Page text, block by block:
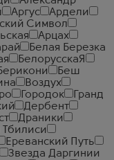
Аргус
Ардели
Символ
Арцах
Белая Березка
БелорусскаЯ
Беш
Воздух
Городок
Гранд
Дербент
Драники
Ереванский Путь
Звезда Даргинии